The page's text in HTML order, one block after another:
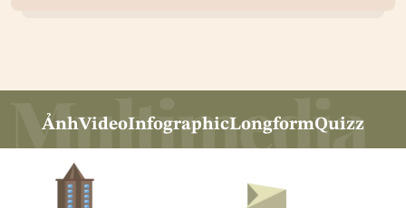
ẢnhVideoInfographicLongformQuizz